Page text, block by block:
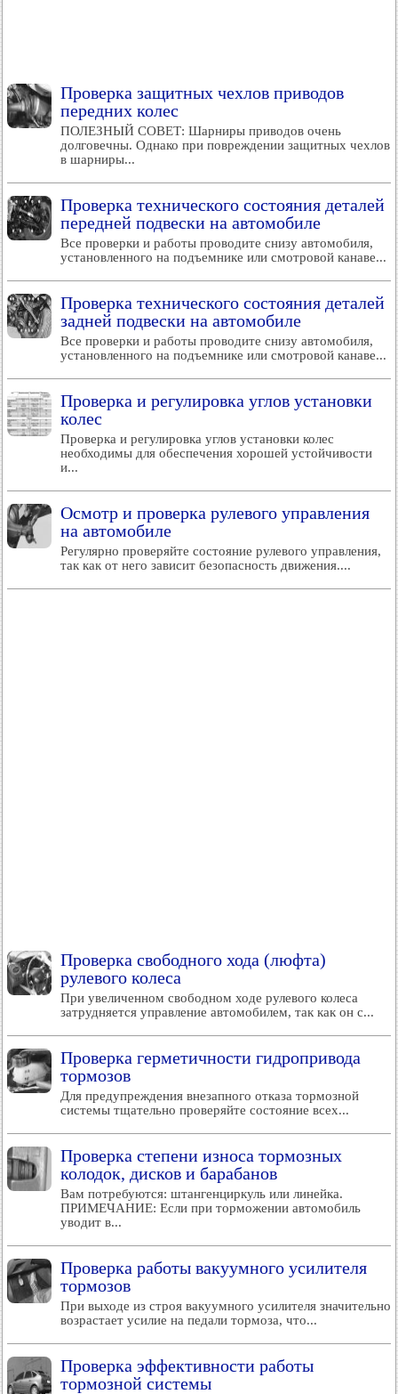
Проверка защитных чехлов приводов
передних колес
ПОЛЕЗНЫЙ СОВЕТ: Шарниры приводов очень
долговечны. Однако при повреждении защитных чехлов
в шарниры...
Проверка технического состояния деталей
передней подвески на автомобиле
Все проверки и работы проводите снизу автомобиля,
установленного на подъемнике или смотровой канаве...
Проверка технического состояния деталей
задней подвески на автомобиле
Все проверки и работы проводите снизу автомобиля,
установленного на подъемнике или смотровой канаве...
Проверка и регулировка углов установки
колес
Проверка и регулировка углов установки колес
необходимы для обеспечения хорошей устойчивости
и...
Осмотр и проверка рулевого управления
на автомобиле
Регулярно проверяйте состояние рулевого управления,
так как от него зависит безопасность движения....
Проверка свободного хода (люфта)
рулевого колеса
При увеличенном свободном ходе рулевого колеса
затрудняется управление автомобилем, так как он с...
Проверка герметичности гидропривода
тормозов
Для предупреждения внезапного отказа тормозной
системы тщательно проверяйте состояние всех...
Проверка степени износа тормозных
колодок, дисков и барабанов
Вам потребуются: штангенциркуль или линейка.
ПРИМЕЧАНИЕ: Если при торможении автомобиль
уводит в...
Проверка работы вакуумного усилителя
тормозов
При выходе из строя вакуумного усилителя значительно
возрастает усилие на педали тормоза, что...
Проверка эффективности работы
тормозной системы